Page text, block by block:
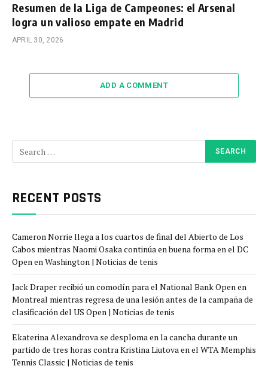
Resumen de la Liga de Campeones: el Arsenal
logra un valioso empate en Madrid
APRIL 30, 2026
ADD A COMMENT
RECENT POSTS
Cameron Norrie llega a los cuartos de final del Abierto de Los
Cabos mientras Naomi Osaka continúa en buena forma en el DC
Open en Washington | Noticias de tenis
Jack Draper recibió un comodín para el National Bank Open en
Montreal mientras regresa de una lesión antes de la campaña de
clasificación del US Open | Noticias de tenis
Ekaterina Alexandrova se desploma en la cancha durante un
partido de tres horas contra Kristina Liutova en el WTA Memphis
Tennis Classic | Noticias de tenis